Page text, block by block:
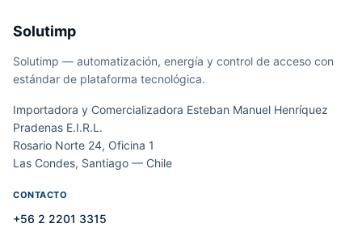
Solutimp
Solutimp — automatización, energía y control de acceso con
estándar de plataforma tecnológica.
Importadora y Comercializadora Esteban Manuel Henríquez
Pradenas E.I.R.L.
Rosario Norte 24, Oficina 1
Las Condes, Santiago — Chile
CONTACTO
+56 2 2201 3315